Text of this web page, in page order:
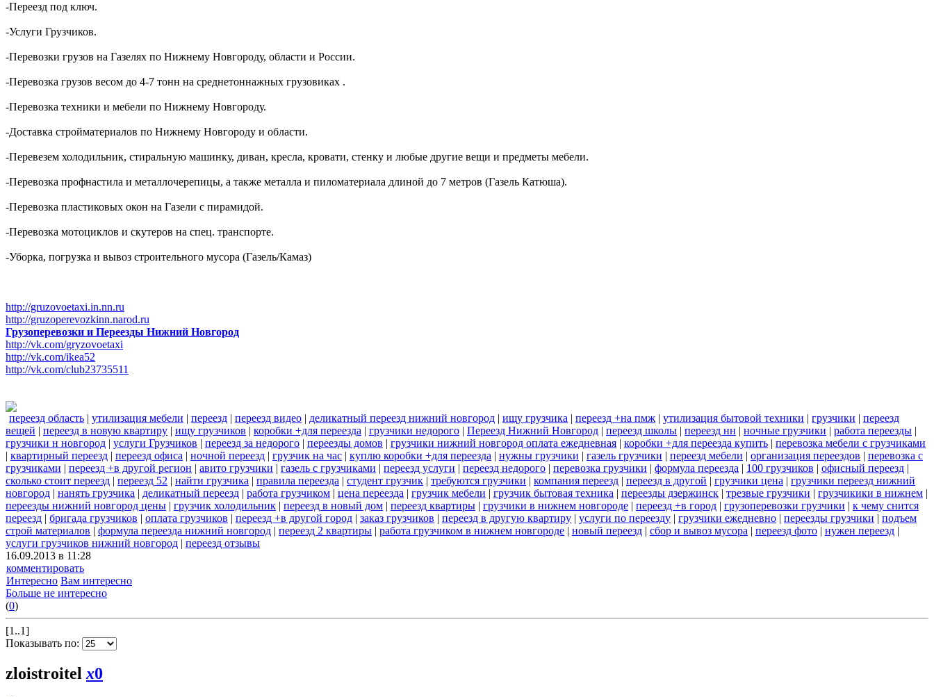
-Переезд под ключ.
-Услуги Грузчиков.
-Перевозки грузов на Газелях по Нижнему Новгороду, области и России.
-Перевозка грузов весом до 4-7 тонн на среднетоннажных грузовиках .
-Перевозка техники и мебели по Нижнему Новгороду.
-Доставка стройматериалов по Нижнему Новгороду и области.
-Перевезем холодильник, стиральную машинку, диван, кресла, кровати, стенку и любые другие вещи и предметы мебели.
-Перевозка профнастила и металлочерепицы, а также металла и пиломатериала длиной до 7 метров (Газель Катюша).
-Перевозка пластиковых окон на Газели с пирамидой.
-Перевозка мотоциклов и скутеров на спец. транспорте.
-Уборка, погрузка и вывоз строительного мусора (Газель/Камаз)
http://gruzovoetaxi.in.nn.ru
http://gruzoperevozkinn.narod.ru
Грузоперевозки и Переезды Нижний Новгород
http://vk.com/gryzovoetaxi
http://vk.com/ikea52
http://vk.com/club23735511
переезд область | утилизация мебели | переезд | переезд видео | деликатный переезд нижний новгород | ищу грузчика | переезд +на пмж | утилизация бытовой техники | грузчики | переезд
вещей | переезд в новую квартиру | ищу грузчиков | коробки +для переезда | грузчики недорого | Переезд Нижний Новгород | переезд школы | переезд нн | ночные грузчики | работа переезды |
грузчики н новгород | услуги Грузчиков | переезд за недорого | переезды домов | грузчики нижний новгород оплата ежедневная | коробки +для переезда купить | перевозка мебели с грузчиками
| квартирный переезд | переезд офиса | ночной переезд | грузчик на час | куплю коробки +для переезда | нужны грузчики | газель грузчики | переезд мебели | организация переездов | перевозка с
грузчиками | переезд +в другой регион | авито грузчики | газель с грузчиками | переезд услуги | переезд недорого | перевозка грузчики | формула переезда | 100 грузчиков | офисный переезд |
сколько стоит переезд | переезд 52 | найти грузчика | правила переезда | студент грузчик | требуются грузчики | компания переезд | переезд в другой | грузчики цена | грузчики переезд нижний
новгород | нанять грузчика | деликатный переезд | работа грузчиком | цена переезда | грузчик мебели | грузчик бытовая техника | переезды дзержинск | трезвые грузчики | грузчикики в нижнем |
переезды нижний новгород цены | грузчик холодильник | переезд в новый дом | переезд квартиры | грузчики в нижнем новгороде | переезд +в город | грузоперевозки грузчики | к чему снится
переезд | бригада грузчиков | оплата грузчиков | переезд +в другой город | заказ грузчиков | переезд в другую квартиру | услуги по переезду | грузчики ежедневно | переезды грузчики | подъем
строй материалов | формула переезда нижний новгород | переезд 2 квартиры | работа грузчиком в нижнем новгороде | новый переезд | сбор и вывоз мусора | переезд фото | нужен переезд |
услуги грузчиков нижний новгород | переезд отзывы
16.09.2013 в 11:28
комментировать
Интересно Вам интересно
Больше не интересно
(0)
[1..1]
Показывать по:
zloistroitel x0